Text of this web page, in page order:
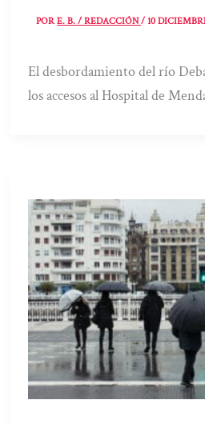
PORE. B. / REDACCIÓN/10
El desbordamiento del río
los accesos al Hospital de